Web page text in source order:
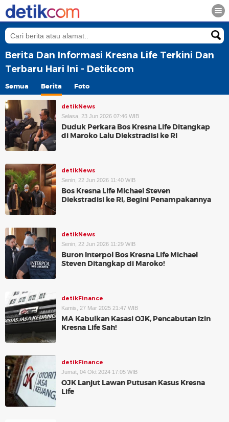
Berita Dan Informasi Kresna Life Terkini Dan
Terbaru Hari Ini - Detikcom
Semua Berita Foto
detikNews
Selasa, 23 Jun 2026 07:46 WIB
Duduk Perkara Bos Kresna Life Ditangkap
di Maroko Lalu Diekstradisi ke RI
detikNews
Senin, 22 Jun 2026 11:40 WIB
Bos Kresna Life Michael Steven
Diekstradisi ke RI, Begini Penampakannya
detikNews
Senin, 22 Jun 2026 11:29 WIB
Buron Interpol Bos Kresna Life Michael
Steven Ditangkap di Maroko!
detikFinance
Kamis, 27 Mar 2025 21:47 WIB
MA Kabulkan Kasasi OJK, Pencabutan Izin
Kresna Life Sah!
detikFinance
Jumat, 04 Okt 2024 17:05 WIB
OJK Lanjut Lawan Putusan Kasus Kresna
Life